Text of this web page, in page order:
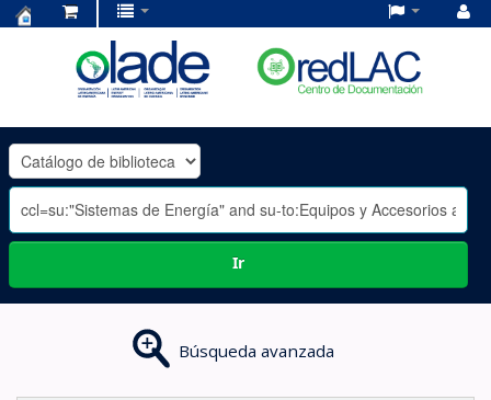
OLADE
-
Ir
Búsqueda avanzada